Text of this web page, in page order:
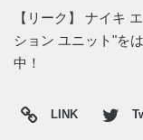
海外では2022年に
スニーカーウォーズ
【リーク】 ナイキ
ション ユニット"を
中！
LINK